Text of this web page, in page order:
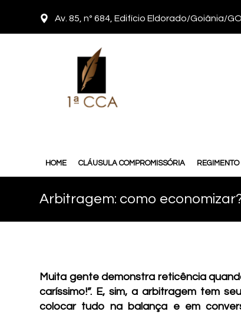
Av. 85, nº 684, Edifício Eldorado/Goiânia/GO
HOME CLÁUSULA COMPROMISSÓRIA
Arbitragem: como
Muita gente demonstra reticência
caríssimo!”. E, sim, a arbitragem tem
colocar tudo na balança e em